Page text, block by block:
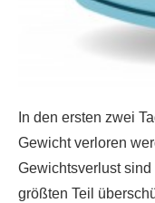
In den ersten zwei
Gewicht verloren
Gewichtsverlust
größten Teil